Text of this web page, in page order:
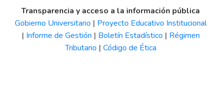
Transparencia y acceso a la información pública
Gobierno Universitario | Proyecto Educativo Institucional
| Informe de Gestión | Boletín Estadístico | Régimen
Tributario | Código de Ética